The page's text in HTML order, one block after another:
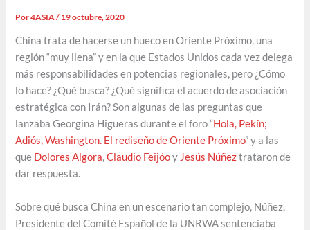
Por4ASIA/ 19 octubre, 2020
China trata de hacerse un hueco en Oriente Próximo, una
región “muy llena” y en la que Estados Unidos cada vez delega
más responsabilidades en potencias regionales, pero ¿Cómo
lo hace? ¿Qué busca? ¿Qué significa el acuerdo de asociación
estratégica con Irán? Son algunas de las preguntas que
lanzaba Georgina Higueras durante el foro “Hola, Pekín;
Adiós, Washington. El rediseño de Oriente Próximo” y a las
que Dolores Algora,Claudio Feijóoy Jesús Núñeztrataron de
dar respuesta.
Sobre qué busca China en un escenario tan complejo, Núñez,
Presidente del Comité Español de la UNRWA sentenciaba